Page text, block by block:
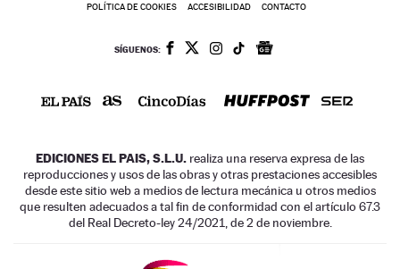
POLÍTICA DE COOKIES ACCESIBILIDAD CONTACTO
SÍGUENOS:
EDICIONES EL PAIS, S.L.U. realiza una reserva expresa de las
reproducciones y usos de las obras y otras prestaciones accesibles
desde este sitio web a medios de lectura mecánica u otros medios
que resulten adecuados a tal fin de conformidad con el artículo 67.3
del Real Decreto-ley 24/2021, de 2 de noviembre.